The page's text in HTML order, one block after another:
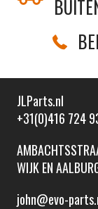
JLParts.nl
+31(0)416 724
WIJK EN
john@evo-